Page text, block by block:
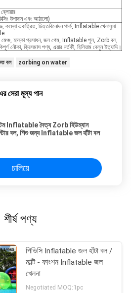
উপাদান এবং আঠালো)
কম্বো একত্রিত, চিত্তবিনোদন পার্ক, Inflatable খেলাধুলা
মেঞ্চ, হাল্কা প্রসাধন, জল গেম, Inflatable পুল, Zorb বল,
নৌকা, ক্রিসমাস পণ্য, এয়ার নর্তকী, হিলিয়াম বেলুন ইত্যাদি।
বল zorbing on water
সেরা মূল্য পান
Inflatable দৈত্য Zorb হিউম্যান
বল, শিশু জন্য Inflatable জল হাঁটা বল
চালিয়ে
শীর্ষ পণ্য
পিভিসি Inflatable জল হাঁটা বল /
মাল্টি - ফাংশন Inflatable জল
খেলনা
Negotiated MOQ:1pc